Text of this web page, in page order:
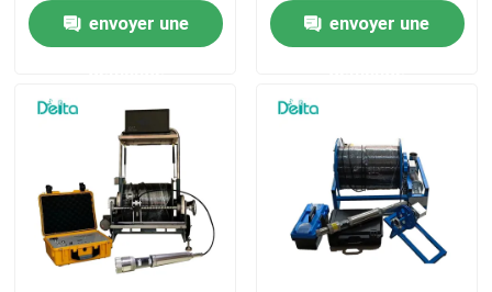
Produits
Vidéos
À propos de nous
Visite de l'usine
envoyer une
envoyer une